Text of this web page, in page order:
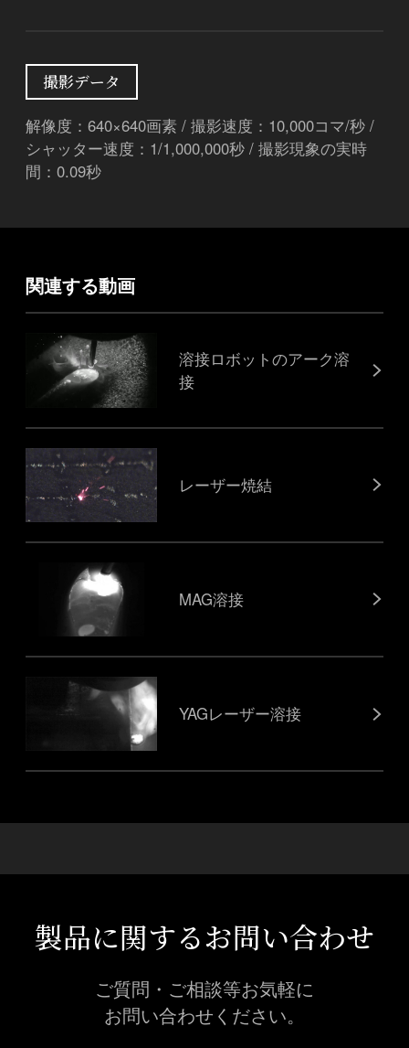
撮影データ
解像度：640×640画素 / 撮影速度：10,000コマ/秒 /
シャッター速度：1/1,000,000秒 / 撮影現象の実時
間：0.09秒
関連する動画
溶接ロボットのアーク溶
接
レーザー焼結
MAG溶接
YAGレーザー溶接
製品に関するお問い合わせ
ご質問・ご相談等お気軽に
お問い合わせください。